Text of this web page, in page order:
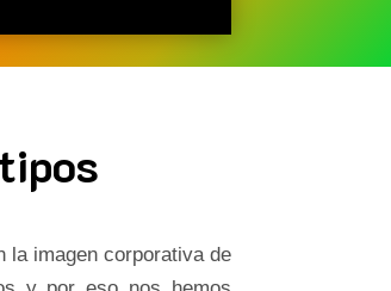
la imagen corporativa de